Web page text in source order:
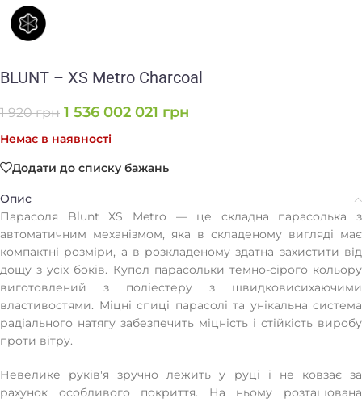
BLUNT – XS Metro Charcoal
1 920грн 1 536 002 021 грн
Немає в наявності
Додати до списку бажань
Опис
Парасоля Blunt XS Metro — це складна парасолька з
автоматичним механізмом, яка в складеному вигляді має
компактні розміри, а в розкладеному здатна захистити від
дощу з усіх боків. Купол парасольки темно-сірого кольору
виготовлений з поліестеру з швидковисихаючими
властивостями. Міцні спиці парасолі та унікальна система
радіального натягу забезпечить міцність і стійкість виробу
проти вітру.
Невелике руків'я зручно лежить у руці і не ковзає за
рахунок особливого покриття. На ньому розташована